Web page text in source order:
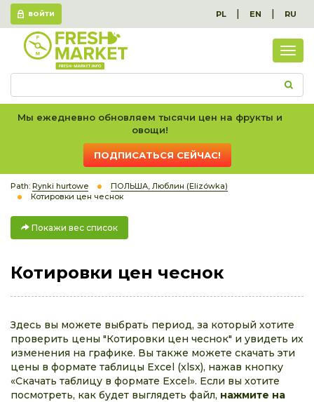
ВОЙТИ PL | EN | RU
вес
Мы ежедневно обновляем тысячи цен на фрукты и
овощи!
ПОДПИСАТЬСЯ СЕЙЧАС!
Path: Rynki hurtowe
ПОЛЬША, Люблин (Elizówka)
Котировки цен чеснок
Покажи вес список
Котировки цен чеснок
Здесь вы можете выбрать период, за который хотите
проверить цены "Котировки цен чеснок" и увидеть их
изменения на графике. Вы также можете скачать эти
цены в формате таблицы Excel (xlsx), нажав кнопку
«Скачать таблицу в формате Excel». Если вы хотите
посмотреть, как будет выглядеть файл, нажмите на